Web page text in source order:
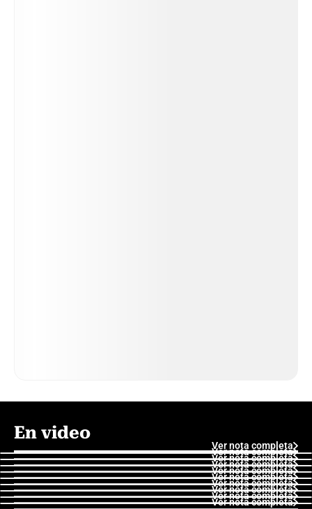
En video
Ver nota completa
Ver nota completa
Ver nota completa
Ver nota completa
Ver nota completa
Ver nota completa
Ver nota completa
Ver nota completa
Ver nota completa
Ver nota completa